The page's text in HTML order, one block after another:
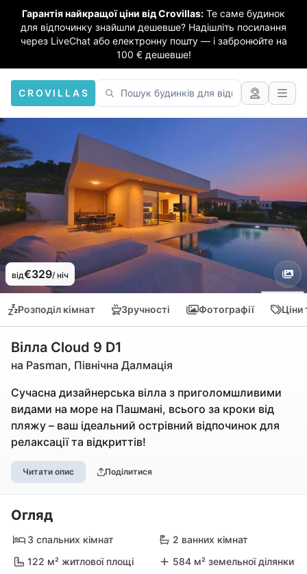
Гарантія найкращої ціни від Crovillas: Те саме будинок
для відпочинку знайшли дешевше? Надішліть посилання
через LiveChat або електронну пошту — і забронюйте на
100 € дешевше!
CROVILLAS
від€329/ ніч
Розподіл кімнат Зручності Фотографії Ціни
Вілла Cloud 9 D1
на Pasman, Північна Далмація
Сучасна дизайнерська вілла з приголомшливими
видами на море на Пашмані, всього за кроки від
пляжу – ваш ідеальний острівний відпочинок для
релаксації та відкриттів!
Читати опис Поділитися
Огляд
3 спальних кімнат
2 ванних кімнат
122 м² житлової площі
584 м² земельної ділянки